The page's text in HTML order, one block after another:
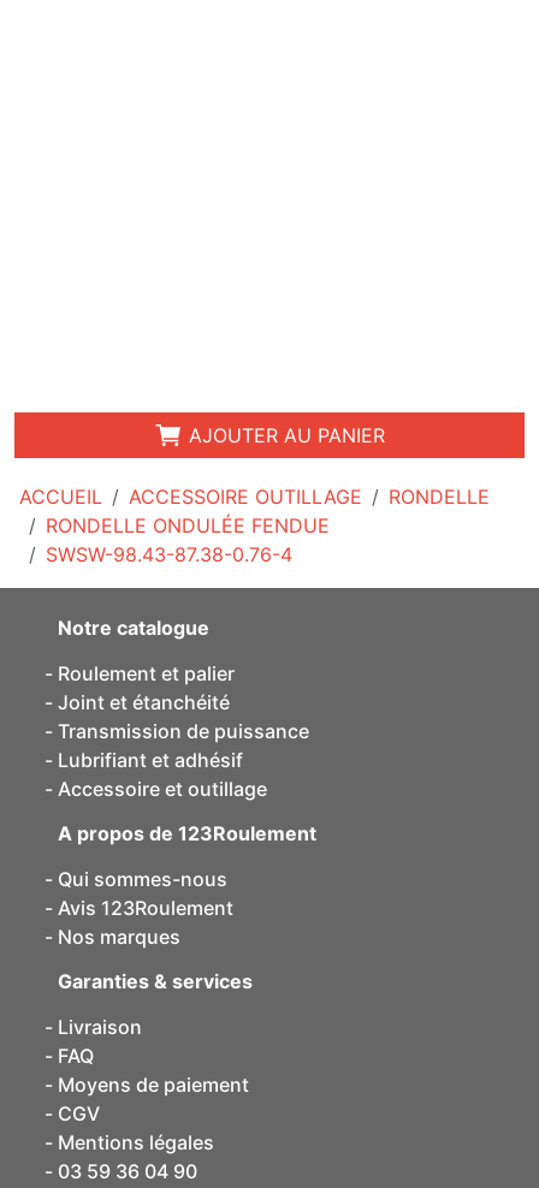
ACCUEIL ACCESSOIRE OUTILLAGE
RONDELLE
RONDELLE ONDULÉE FENDUE
SWSW-98.43-87.38-0.76-4
AJOUTER AU PANIER
Notre catalogue
Roulement et palier
Joint et étanchéité
Transmission de puissance
Lubrifiant et adhésif
Accessoire et outillage
A propos de 123Roulement
Qui sommes-nous
Avis 123Roulement
Nos marques
Garanties & services
Livraison
FAQ
Moyens de paiement
CGV
Mentions légales
03 59 36 04 90